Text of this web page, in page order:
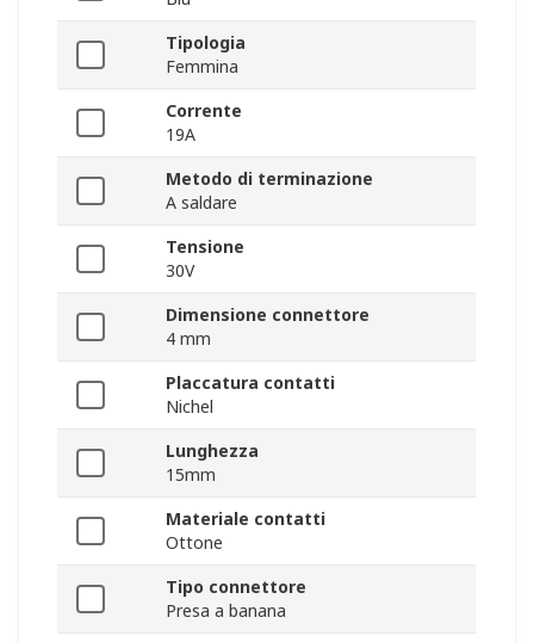
Tipologia
Femmina
Corrente
19A
Metodo di terminazione
A saldare
Tensione
30V
Dimensione connettore
4 mm
Placcatura contatti
Nichel
Lunghezza
15mm
Materiale contatti
Ottone
Tipo connettore
Presa a banana